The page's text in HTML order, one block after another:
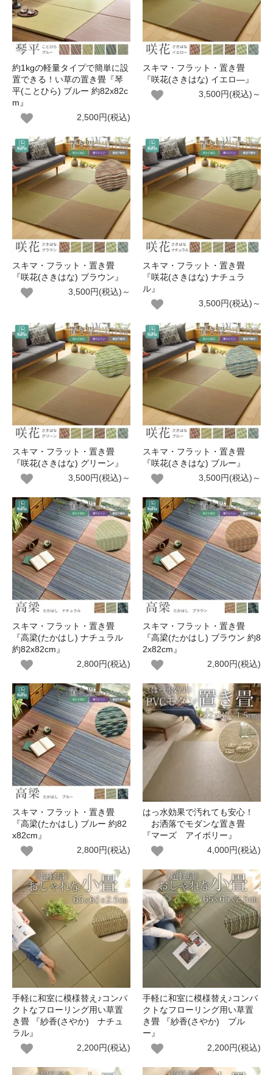
約1kgの軽量タイプで簡単に設
置できる！い草の置き畳『琴
平(ことひら) ブルー 約82x82c
m』
2,500円(税込)
スキマ・フラット・置き畳
『咲花(さきはな) イエロ―』
3,500円(税込)～
スキマ・フラット・置き畳
『咲花(さきはな) ブラウン』
3,500円(税込)～
スキマ・フラット・置き畳
『咲花(さきはな) ナチュラ
ル』
3,500円(税込)～
スキマ・フラット・置き畳
『咲花(さきはな) グリーン』
3,500円(税込)～
スキマ・フラット・置き畳
『咲花(さきはな) ブルー』
3,500円(税込)～
スキマ・フラット・置き畳
『高梁(たかはし) ナチュラル
約82x82cm』
2,800円(税込)
スキマ・フラット・置き畳
『高梁(たかはし) ブラウン 約8
2x82cm』
2,800円(税込)
スキマ・フラット・置き畳
『高梁(たかはし) ブルー 約82
x82cm』
2,800円(税込)
はっ水効果で汚れても安心！
お洒落でモダンな置き畳
『マーズ アイボリー』
4,000円(税込)
手軽に和室に模様替え♪コンパ
クトなフローリング用い草置
き畳 『紗香(さやか) ナチュ
ラル』
2,200円(税込)
手軽に和室に模様替え♪コンパ
クトなフローリング用い草置
き畳 『紗香(さやか) ブル
ー』
2,200円(税込)